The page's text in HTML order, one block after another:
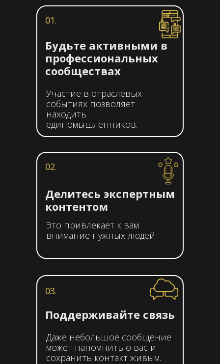
Будьте активными в
профессиональных
сообществах
Участие в отраслевых
событиях позволяет
находить
единомышленников.
01.
Поддерживайте связь
Даже небольшое сообщение
может напомнить о вас и
сохранить контакт живым.
03.
Делитесь экспертным
контентом
Это привлекает к вам
внимание нужных людей.
02.